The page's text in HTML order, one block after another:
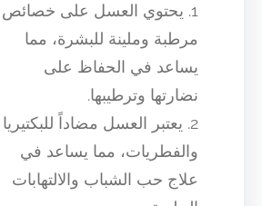
1. يحتوي العسل على خصائص
مرطبة وملينة للبشرة، مما
يساعد في الحفاظ على
نضارتها وترطيبها.
2. يعتبر العسل مضاداً للبكتيريا
والفطريات، مما يساعد في
علاج حب الشباب والالتهابات